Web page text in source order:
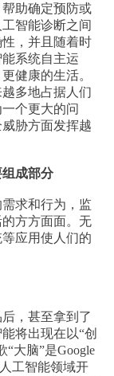
助确定预防或
智能诊断之间
，并且随着时
系统自主运
健康的生活。
多地占据人们
个更大的问
胁方面发挥越
成部分
求和行为，监
方方面面。无
应用使人们的
，甚至拿到了
将出现在以“创
大脑”是Google
工智能领域开